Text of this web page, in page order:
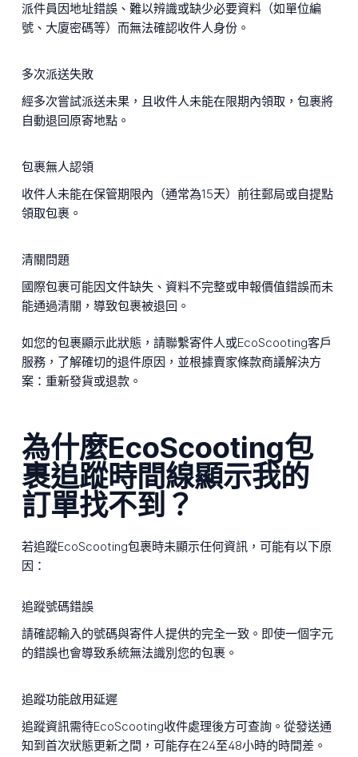
派件員因地址錯誤、難以辨識或缺少必要資料（如單位編
號、大廈密碼等）而無法確認收件人身份。
多次派送失敗
經多次嘗試派送未果，且收件人未能在限期內領取，包裹將
自動退回原寄地點。
包裹無人認領
收件人未能在保管期限內（通常為15天）前往郵局或自提點
領取包裹。
清關問題
國際包裹可能因文件缺失、資料不完整或申報價值錯誤而未
能通過清關，導致包裹被退回。
如您的包裹顯示此狀態，請聯繫寄件人或EcoScooting客戶
服務，了解確切的退件原因，並根據賣家條款商議解決方
案：重新發貨或退款。
為什麼EcoScooting包
裹追蹤時間線顯示我的
訂單找不到？
若追蹤EcoScooting包裹時未顯示任何資訊，可能有以下原
因：
追蹤號碼錯誤
請確認輸入的號碼與寄件人提供的完全一致。即使一個字元
的錯誤也會導致系統無法識別您的包裹。
追蹤功能啟用延遲
追蹤資訊需待EcoScooting收件處理後方可查詢。從發送通
知到首次狀態更新之間，可能存在24至48小時的時間差。